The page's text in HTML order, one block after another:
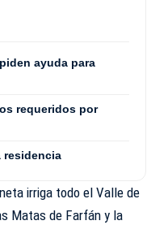
ayuda para
requeridos por
residencia
irriga todo el Valle de
Matas de Farfán y la